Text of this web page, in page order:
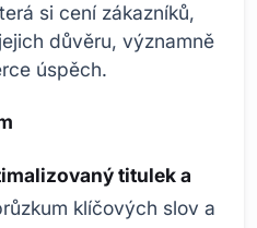
si cení zákazníků,
důvěru, významně
úspěch.
titulek a
klíčových slov a